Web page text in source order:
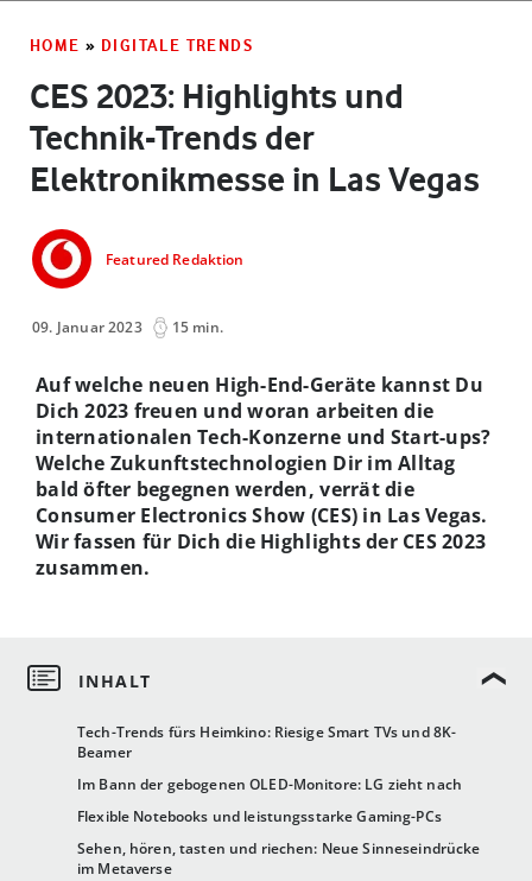
HOME » DIGITALE TRENDS
CES 2023: Highlights und
Technik-Trends der
Elektronikmesse in Las Vegas
Featured Redaktion
09. Januar 2023 15 min.
Tech-Trends fürs Heimkino: Riesige Smart TVs und 8K-
Beamer
Im Bann der gebogenen OLED-Monitore: LG zieht nach
Flexible Notebooks und leistungsstarke Gaming-PCs
Sehen, hören, tasten und riechen: Neue Sinneseindrücke
im Metaverse
Auf welche neuen High-End-Geräte kannst Du
Dich 2023 freuen und woran arbeiten die
internationalen Tech-Konzerne und Start-ups?
Welche Zukunftstechnologien Dir im Alltag
bald öfter begegnen werden, verrät die
Consumer Electronics Show (CES) in Las Vegas.
Wir fassen für Dich die Highlights der CES 2023
zusammen.